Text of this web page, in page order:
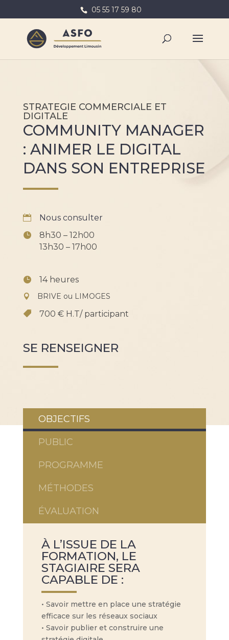
05 55 17 59 80
STRATEGIE COMMERCIALE ET
DIGITALE
COMMUNITY MANAGER
: ANIMER LE DIGITAL
DANS SON ENTREPRISE
Nous consulter
8h30 – 12h00
13h30 – 17h00
14 heures
BRIVE ou LIMOGES
700 € H.T/ participant
SE RENSEIGNER
OBJECTIFS
PUBLIC
PROGRAMME
MÉTHODES
ÉVALUATION
À L’ISSUE DE LA
FORMATION, LE
STAGIAIRE SERA
CAPABLE DE :
• Savoir mettre en place une stratégie
efficace sur les réseaux sociaux
• Savoir publier et construire une